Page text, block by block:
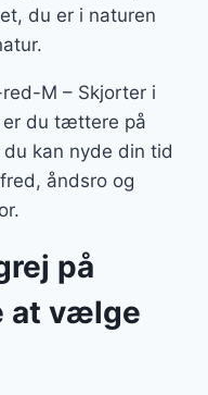
du er i naturen
M – Skjorter i
er du tættere på
kan nyde din tid
åndsro og
på
at vælge